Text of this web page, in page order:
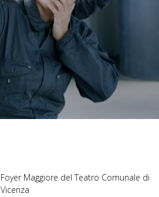
Foyer Maggiore del Teatro Comunale di
Vicenza